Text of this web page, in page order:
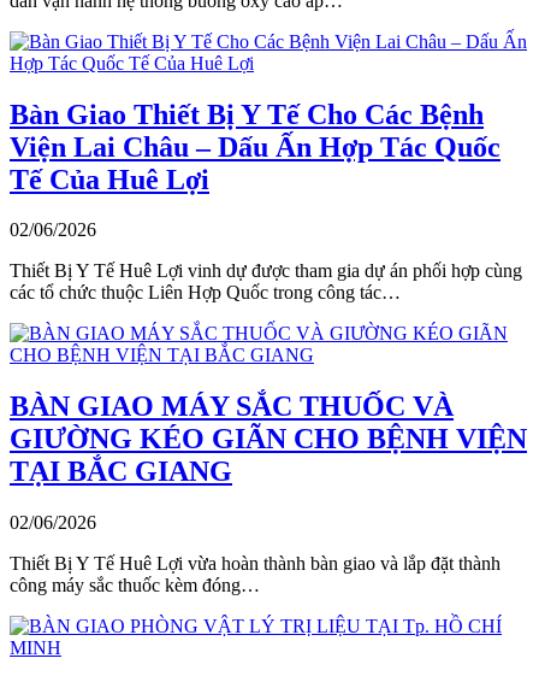
Bàn Giao Thiết Bị Y Tế Cho Các Bệnh
Viện Lai Châu – Dấu Ấn Hợp Tác Quốc
Tế Của Huê Lợi
02/06/2026
Thiết Bị Y Tế Huê Lợi vinh dự được tham gia dự án phối hợp cùng
các tổ chức thuộc Liên Hợp Quốc trong công tác…
BÀN GIAO MÁY SẮC THUỐC VÀ
GIƯỜNG KÉO GIÃN CHO BỆNH VIỆN
TẠI BẮC GIANG
02/06/2026
Thiết Bị Y Tế Huê Lợi vừa hoàn thành bàn giao và lắp đặt thành
công máy sắc thuốc kèm đóng…